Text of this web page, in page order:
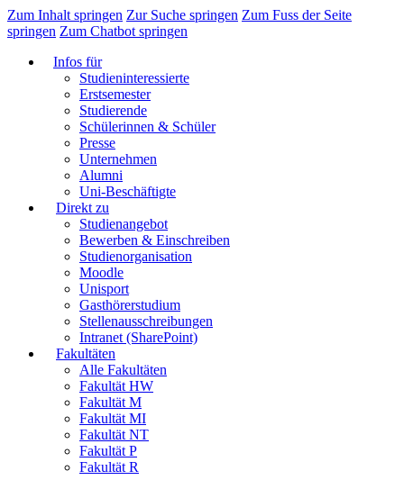
Zum Inhalt springen Zur Suche springen Zum Fuss der Seite
springen Zum Chatbot springen
Infos für
Studieninteressierte
Erstsemester
Studierende
Schülerinnen & Schüler
Presse
Unternehmen
Alumni
Uni-Beschäftigte
Direkt zu
Studienangebot
Bewerben & Einschreiben
Studienorganisation
Moodle
Unisport
Gasthörerstudium
Stellenausschreibungen
Intranet (SharePoint)
Fakultäten
Alle Fakultäten
Fakultät HW
Fakultät M
Fakultät MI
Fakultät NT
Fakultät P
Fakultät R